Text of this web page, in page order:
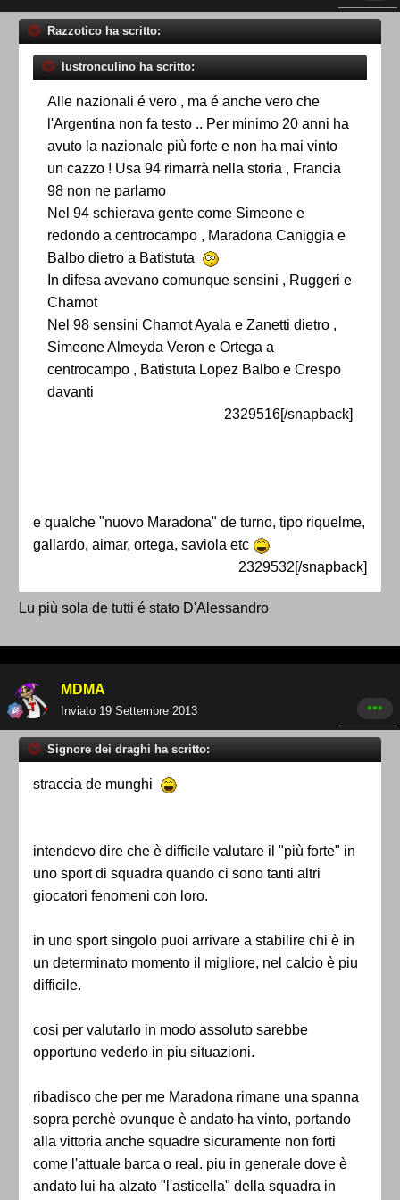
Razzotico ha scritto:
lustronculino ha scritto:
Alle nazionali é vero , ma é anche vero che
l'Argentina non fa testo .. Per minimo 20 anni ha
avuto la nazionale più forte e non ha mai vinto
un cazzo ! Usa 94 rimarrà nella storia , Francia
98 non ne parlamo
Nel 94 schierava gente come Simeone e
redondo a centrocampo , Maradona Caniggia e
Balbo dietro a Batistuta
In difesa avevano comunque sensini , Ruggeri e
Chamot
Nel 98 sensini Chamot Ayala e Zanetti dietro ,
Simeone Almeyda Veron e Ortega a
centrocampo , Batistuta Lopez Balbo e Crespo
davanti
2329516[/snapback]
e qualche "nuovo Maradona" de turno, tipo riquelme,
gallardo, aimar, ortega, saviola etc
2329532[/snapback]
Lu più sola de tutti é stato D'Alessandro
MDMA
Inviato 19 Settembre 2013
Signore dei draghi ha scritto:
straccia de munghi
intendevo dire che è difficile valutare il "più forte" in
uno sport di squadra quando ci sono tanti altri
giocatori fenomeni con loro.
in uno sport singolo puoi arrivare a stabilire chi è in
un determinato momento il migliore, nel calcio è piu
difficile.
cosi per valutarlo in modo assoluto sarebbe
opportuno vederlo in piu situazioni.
ribadisco che per me Maradona rimane una spanna
sopra perchè ovunque è andato ha vinto, portando
alla vittoria anche squadre sicuramente non forti
come l'attuale barca o real. piu in generale dove è
andato lui ha alzato "l'asticella" della squadra in